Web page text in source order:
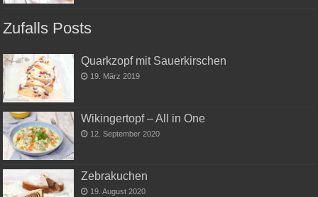
Zufalls Posts
Quarkzopf mit Sauerkirschen
19. März 2019
Wikingertopf – All in One
12. September 2020
Zebrakuchen
19. August 2020